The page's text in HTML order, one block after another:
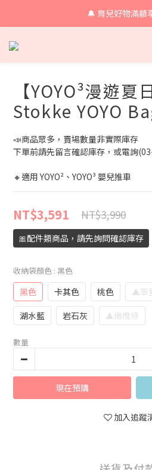
🔔 育兒好物滿額
🔔 育兒好物滿額
🔔會員限定！購物金立
【YOYO³漫遊夏
Stokke YOYO
📣商品眾多，賣場數量非實際庫存
下單前請先留言確認庫存，或電詢
🔸適用 YOYO²、YOYO³ 嬰兒推車
NT$3,591 NT$3,990
🎀配件類商品，請先詢問確認庫存
收納袋顏色 : 黑色
黑色 卡其色 桃色 ▲軍
湖水藍
岩石灰 ▲橄欖綠
數量
現在預購
加入追蹤